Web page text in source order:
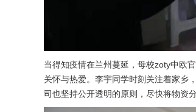
当得知疫情在兰州蔓延，母校zoty中欧
关怀与热爱。李宇同学时刻关注着家乡
司也坚持公开透明的原则，尽快将物资